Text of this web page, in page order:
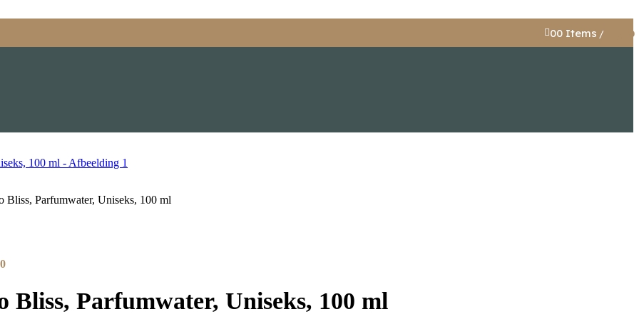
00 Items / 0,00
Bliss, Parfumwater, Uniseks, 100 ml
Parfumwater, Uniseks, 100 ml